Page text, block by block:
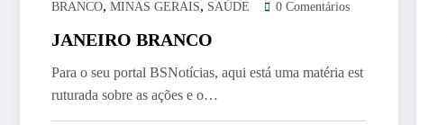
BRANCO, MINAS GERAIS, SAÚDE 0 Comentários
JANEIRO BRANCO
Para o seu portal BSNotícias, aqui está uma matéria est
ruturada sobre as ações e o…